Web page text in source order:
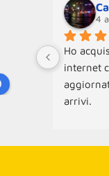
4
Ho
internet
arrivi.